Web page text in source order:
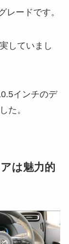
レードです。
していまし
インチのデ
た。
は魅力的